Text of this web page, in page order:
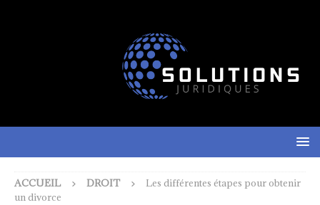
ACCUEIL DROIT
Les différentes étapes pour obtenir
un divorce